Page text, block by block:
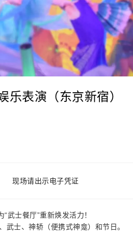
表演（东京新宿）
现场请出示电子凭证
武士餐厅”重新焕发活力！
士、神轿（便携式神龛）和节日。